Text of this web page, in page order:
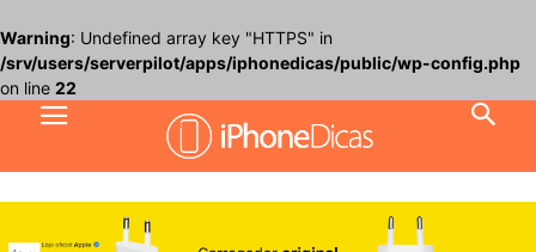
Warning: Undefined array key "HTTPS" in
/srv/users/serverpilot/apps/iphonedicas/public/wp-config.php
on line 22